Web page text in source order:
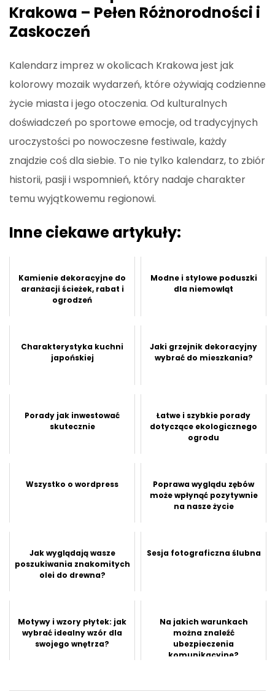
Krakowa – Pełen Różnorodności i
Zaskoczeń
Kalendarz imprez w okolicach Krakowa jest jak
kolorowy mozaik wydarzeń, które ożywiają codzienne
życie miasta i jego otoczenia. Od kulturalnych
doświadczeń po sportowe emocje, od tradycyjnych
uroczystości po nowoczesne festiwale, każdy
znajdzie coś dla siebie. To nie tylko kalendarz, to zbiór
historii, pasji i wspomnień, który nadaje charakter
temu wyjątkowemu regionowi.
Inne ciekawe artykuły:
Kamienie dekoracyjne do
aranżacji ścieżek, rabat i
ogrodzeń
Modne i stylowe poduszki
dla niemowląt
Charakterystyka kuchni
japońskiej
Jaki grzejnik dekoracyjny
wybrać do mieszkania?
Porady jak inwestować
skutecznie
Łatwe i szybkie porady
dotyczące ekologicznego
ogrodu
Wszystko o wordpress
Poprawa wyglądu zębów
może wpłynąć pozytywnie
na nasze życie
Jak wyglądają wasze
poszukiwania znakomitych
olei do drewna?
Sesja fotograficzna ślubna
Motywy i wzory płytek: jak
wybrać idealny wzór dla
swojego wnętrza?
Na jakich warunkach
można znaleźć
ubezpieczenia
komunikacyjne?